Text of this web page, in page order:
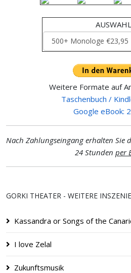
AUSWAHL
Weitere Formate auf
Taschenbuch /
Google eBook:
Nach Zahlungseingang erhalten Sie
24 Stunden per
GORKI THEATER - WEITERE
Kassandra or Songs of the
I love Zelal
Zukunftsmusik